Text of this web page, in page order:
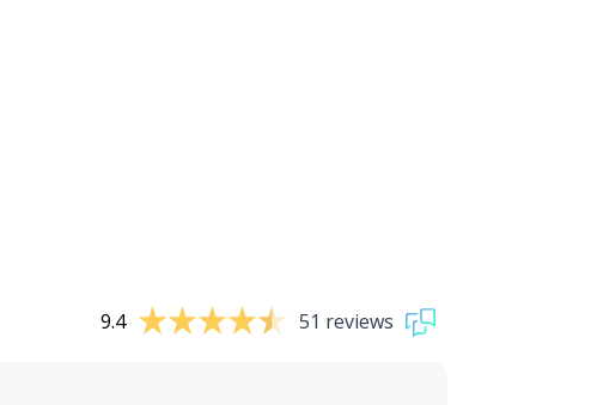
9.4 51 reviews